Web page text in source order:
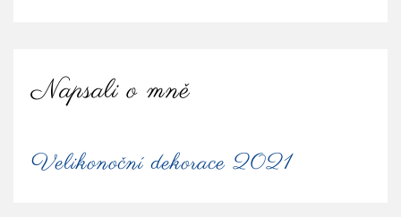
Napsali o mně
Velikonoční dekorace 2021